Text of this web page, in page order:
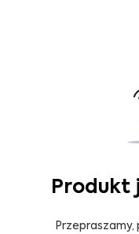
Produkt